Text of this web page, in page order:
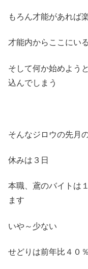
もろん才能があれば
才能内からここにいる
そして何か始めよう
込んでしまう
そんなジロウの先月
休みは３日
本職、鳶のバイトは
ます
いや～少ない
せどりは前年比４０